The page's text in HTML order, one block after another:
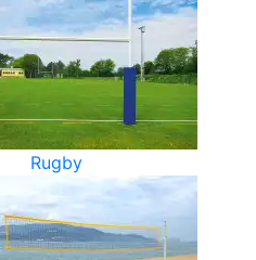
Rugby